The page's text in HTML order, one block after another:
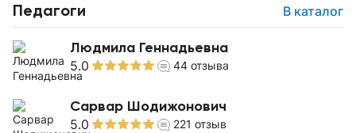
Педагоги В каталог
Людмила Геннадьевна
5.0 44 отзыва
Сарвар Шодижонович
5.0 221 отзыв